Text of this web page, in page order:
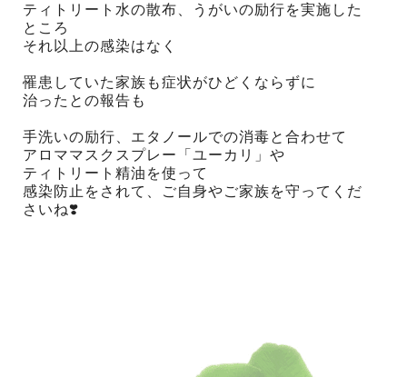
ティトリート水の散布、うがいの励行を実施した
ところ
それ以上の感染はなく
罹患していた家族も症状がひどくならずに
治ったとの報告も
手洗いの励行、エタノールでの消毒と合わせて
アロママスクスプレー「ユーカリ」や
ティトリート精油を使って
感染防止をされて、ご自身やご家族を守ってくだ
さいね❣️